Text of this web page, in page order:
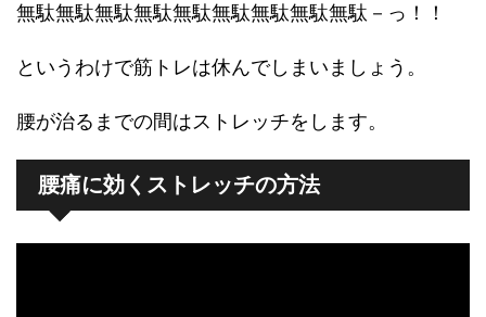
無駄無駄無駄無駄無駄無駄無駄無駄無駄－っ！！
というわけで筋トレは休んでしまいましょう。
腰が治るまでの間はストレッチをします。
腰痛に効くストレッチの方法